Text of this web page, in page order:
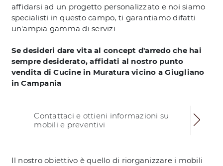
affidarsi ad un progetto personalizzato e noi siamo
specialisti in questo campo, ti garantiamo difatti
un'ampia gamma di servizi
Se desideri dare vita al concept d'arredo che hai
sempre desiderato, affidati al nostro punto
vendita di Cucine in Muratura vicino a Giugliano
in Campania
Contattaci e ottieni informazioni su
mobili e preventivi
Il nostro obiettivo è quello di riorganizzare i mobili